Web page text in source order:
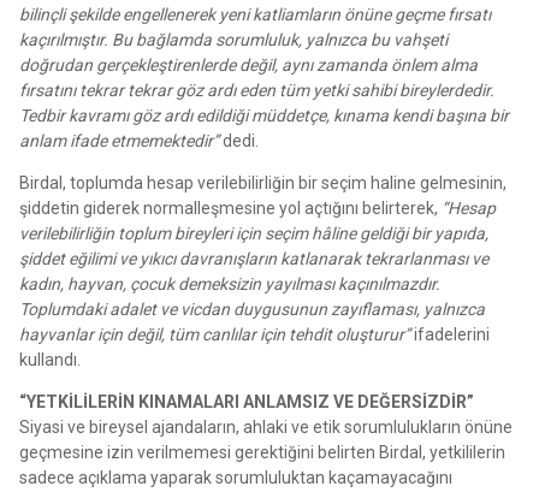
bilinçli şekilde engellenerek yeni katliamların önüne geçme fırsatı
kaçırılmıştır. Bu bağlamda sorumluluk, yalnızca bu vahşeti
doğrudan gerçekleştirenlerde değil, aynı zamanda önlem alma
fırsatını tekrar tekrar göz ardı eden tüm yetki sahibi bireylerdedir.
Tedbir kavramı göz ardı edildiği müddetçe, kınama kendi başına bir
anlam ifade etmemektedir”dedi.
Birdal, toplumda hesap verilebilirliğin bir seçim haline gelmesinin,
şiddetin giderek normalleşmesine yol açtığını belirterek, “Hesap
verilebilirliğin toplum bireyleri için seçim hâline geldiği bir yapıda,
şiddet eğilimi ve yıkıcı davranışların katlanarak tekrarlanması ve
kadın, hayvan, çocuk demeksizin yayılması kaçınılmazdır.
Toplumdaki adalet ve vicdan duygusunun zayıflaması, yalnızca
hayvanlar için değil, tüm canlılar için tehdit oluşturur”ifadelerini
kullandı.
“YETKİLİLERİN KINAMALARI ANLAMSIZ VE DEĞERSİZDİR”
Siyasi ve bireysel ajandaların, ahlaki ve etik sorumlulukların önüne
geçmesine izin verilmemesi gerektiğini belirten Birdal, yetkililerin
sadece açıklama yaparak sorumluluktan kaçamayacağını